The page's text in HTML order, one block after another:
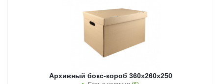
Архивный бокс-короб 360х260х250